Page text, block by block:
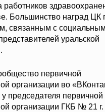
Большинство наград ЦК
связанным с
уральской
первичной
организации во
председателя первичной
организации ГКБ № 21